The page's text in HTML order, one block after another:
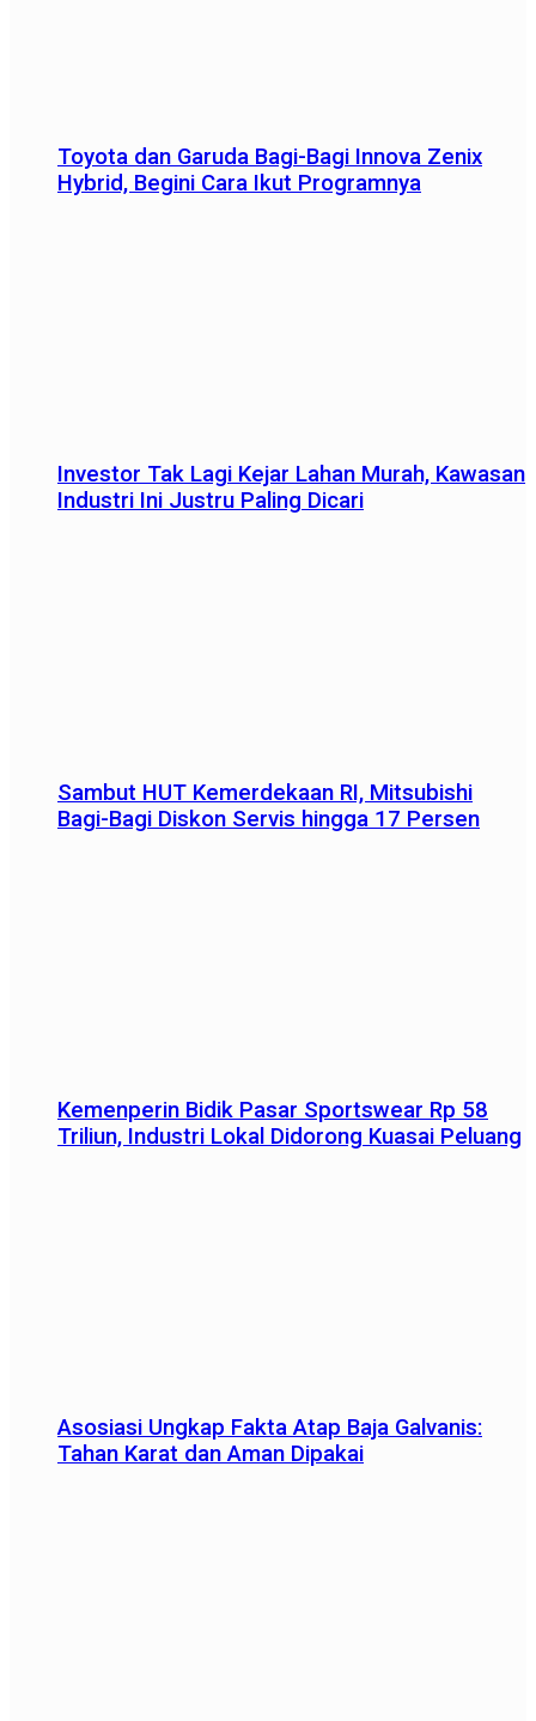
Toyota dan Garuda Bagi-Bagi Innova Zenix
Hybrid, Begini Cara Ikut Programnya
Investor Tak Lagi Kejar Lahan Murah, Kawasan
Industri Ini Justru Paling Dicari
Sambut HUT Kemerdekaan RI, Mitsubishi
Bagi-Bagi Diskon Servis hingga 17 Persen
Kemenperin Bidik Pasar Sportswear Rp 58
Triliun, Industri Lokal Didorong Kuasai Peluang
Asosiasi Ungkap Fakta Atap Baja Galvanis:
Tahan Karat dan Aman Dipakai